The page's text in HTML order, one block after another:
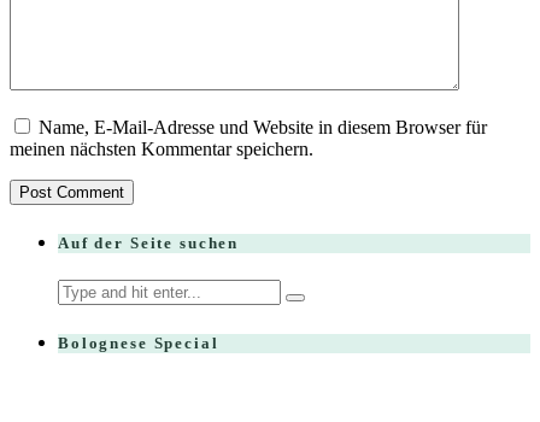
Name, E-Mail-Adresse und Website in diesem Browser für
meinen nächsten Kommentar speichern.
Auf der Seite suchen
Search
for:
Bolognese Special